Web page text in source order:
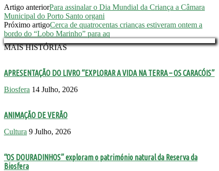
Artigo anteriorPara assinalar o Dia Mundial da Criança a Câmara
Municipal do Porto Santo organi
Próximo artigoCerca de quatrocentas crianças estiveram ontem a
bordo do “Lobo Marinho” para aq
MAIS HISTÓRIAS
APRESENTAÇÃO DO LIVRO “EXPLORAR A VIDA NA TERRA – OS CARACÓIS”
Biosfera 14 Julho, 2026
ANIMAÇÃO DE VERÃO
Cultura 9 Julho, 2026
“OS DOURADINHOS” exploram o património natural da Reserva da
Biosfera